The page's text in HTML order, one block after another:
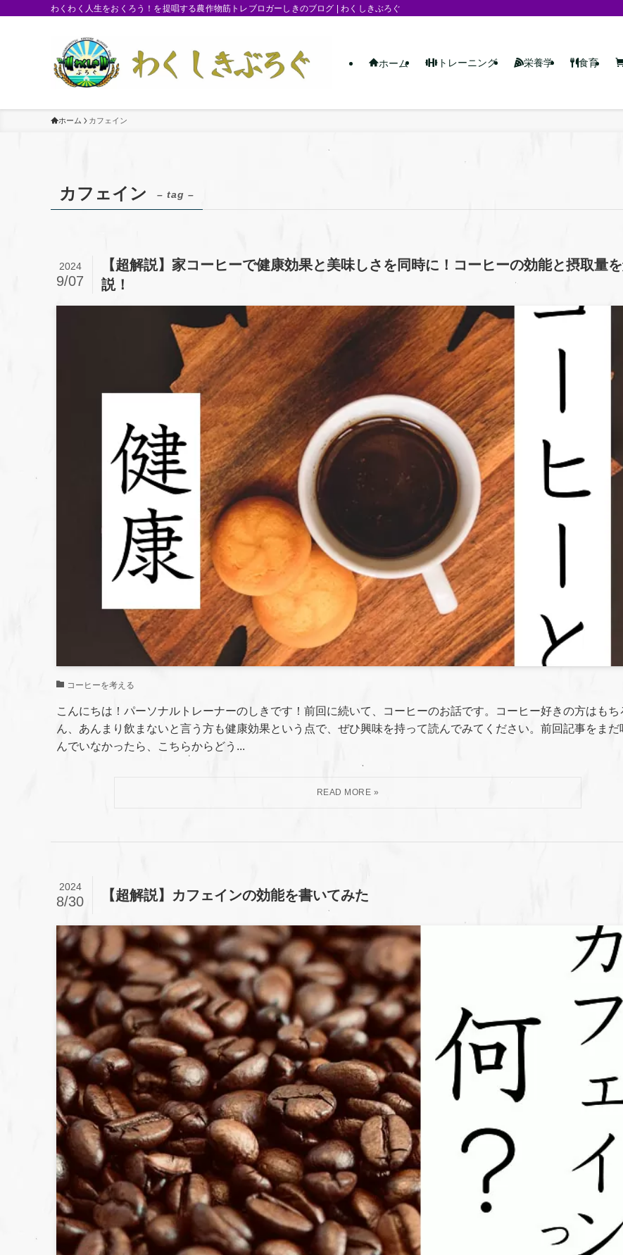
わくわく人生をおくろう！を提唱する農作物筋トレブロガーしきのブログ | わくしきぶろぐ
ホーム トレーニング 栄養学 食育
ホーム カフェイン
カフェイン – tag –
【超解説】家コーヒーで健康効果と美味しさを同時に！コーヒーの効能と摂取量
説！
2024
9/07
コーヒーを考える
こんにちは！パーソナルトレーナーのしきです！前回に続いて、コーヒーのお話です。コーヒー好きの方はもち
ん、あんまり飲まないと言う方も健康効果という点で、ぜひ興味を持って読んでみてください。前回記事をまだ
んでいなかったら、こちらからどう...
【超解説】カフェインの効能を書いてみた
2024
8/30